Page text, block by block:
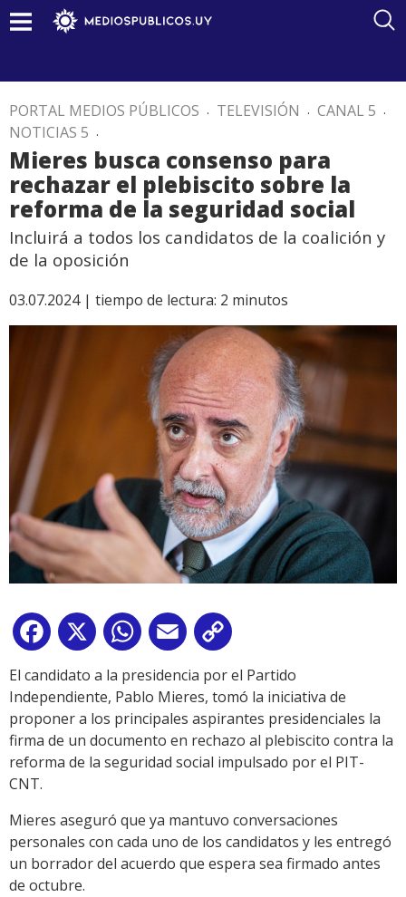
PORTAL MEDIOS PÚBLICOS . TELEVISIÓN . CANAL 5 .
NOTICIAS 5 .
Mieres busca consenso para
rechazar el plebiscito sobre la
reforma de la seguridad social
Incluirá a todos los candidatos de la coalición y
de la oposición
03.07.2024 | tiempo de lectura: 2 minutos
Facebook
X WhatsApp
Email
Link
El candidato a la presidencia por el Partido
Independiente, Pablo Mieres, tomó la iniciativa de
proponer a los principales aspirantes presidenciales la
firma de un documento en rechazo al plebiscito contra la
reforma de la seguridad social impulsado por el PIT-
CNT.
Mieres aseguró que ya mantuvo conversaciones
personales con cada uno de los candidatos y les entregó
un borrador del acuerdo que espera sea firmado antes
de octubre.